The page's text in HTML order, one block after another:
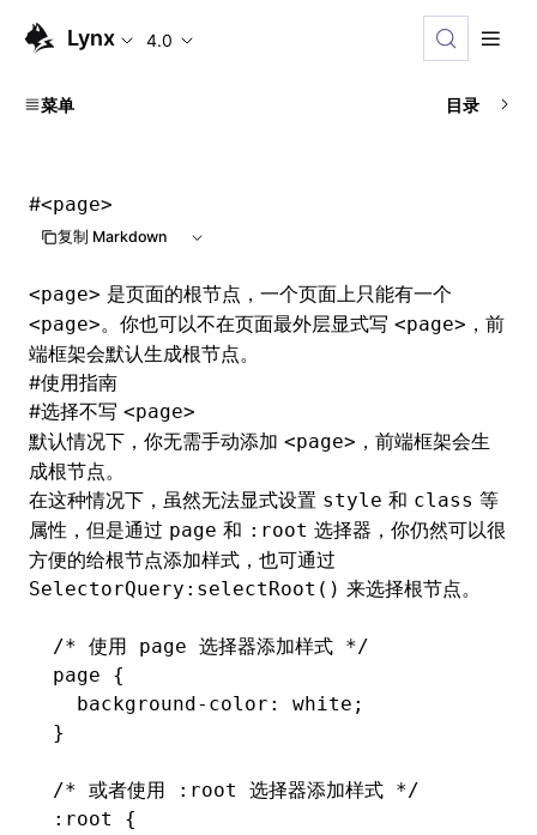
Lynx 4.0
菜单 目录
#<page>
复制 Markdown
<page> 是页面的根节点，一个页面上只能有一个
<page>。你也可以不在页面最外层显式写 <page> ，前
端框架会默认生成根节点。
#使用指南
#选择不写 <page>
默认情况下，你无需手动添加 <page> ，前端框架会生
成根节点。
在这种情况下，虽然无法显式设置 style 和 class 等
属性，但是通过 page 和 :root 选择器，你仍然可以很
方便的给根节点添加样式，也可通过
SelectorQuery:selectRoot() 来选择根节点。
/* 使用 page 选择器添加样式 */
page {
  background-color
: white ;
}
/* 或者使用 :root 选择器添加样式 */
:root
{